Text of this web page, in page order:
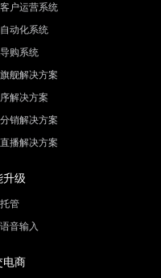
户运营系统
动化系统
购系统
舰解决方案
解决方案
销解决方案
播解决方案
升级
管
音输入
电商